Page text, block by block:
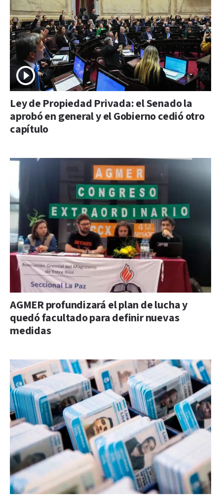
Ley de Propiedad Privada: el Senado la
aprobó en general y el Gobierno cedió otro
capítulo
AGMER profundizará el plan de lucha y
quedó facultado para definir nuevas
medidas